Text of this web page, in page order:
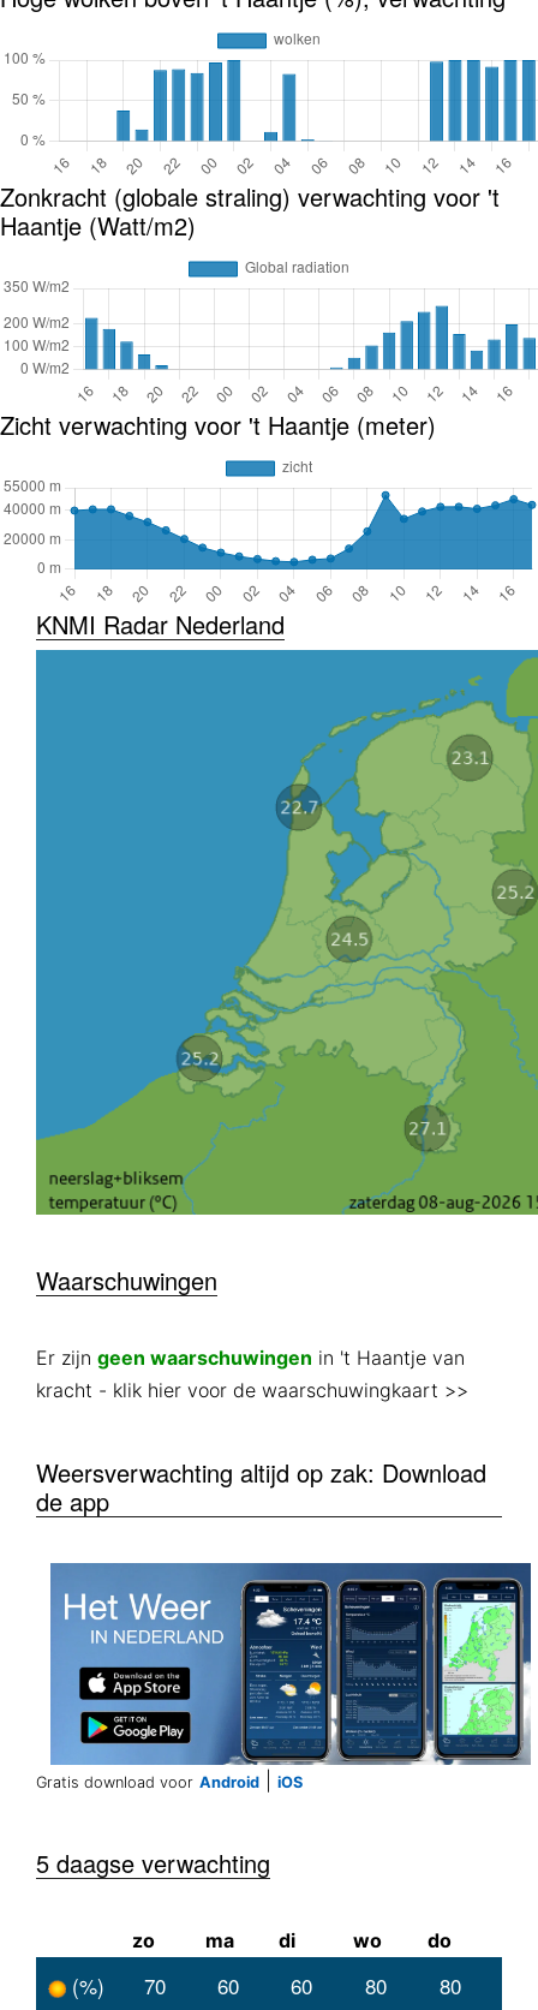
Zonkracht (globale straling) verwachting voor 't
Haantje (Watt/m2)
Zicht verwachting voor 't Haantje (meter)
KNMI Radar Nederland
Waarschuwingen
Er zijn geen waarschuwingen in 't Haantje van
kracht - klik hier voor de waarschuwingkaart >>
Weersverwachting altijd op zak: Download
de app
Gratis download voor Android iOS
5 daagse verwachting
zo ma di wo do
(%) 70 60 60 80
80